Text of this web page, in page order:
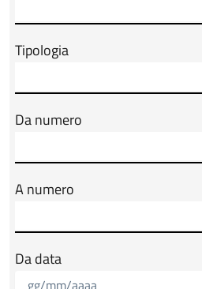
Tipologia
Da numero
A numero
Da data